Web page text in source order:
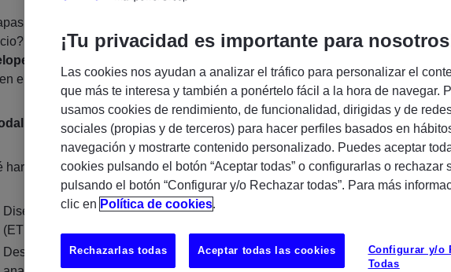
transformar datos en información de valor para el
Buscamos incorporar un/aData Engineer / BI
entornos modernos de Data & Analytics.
100% remoto
harás?
Diseñar y mantener procesos de transformación de datos
(ETL/ELT).
Desarrollar y optimizar modelos de datos para reporting y
Sevilla
¡Tu privacidad es importante para
Las cookies nos ayudan a analizar el tráfico para personalizar el
que más te interesa y también a ponértelo fácil a la hora de navegar.
usamos cookies de rendimiento, de funcionalidad, dirigidas y de
sociales (propias y de terceros) para hacer perfiles basados en
navegación y mostrarte contenido personalizado. Puedes aceptar
cookies pulsando el botón “Aceptar todas” o configurarlas o rechazar
pulsando el botón “Configurar y/o Rechazar todas”. Para más
clic en Política de cookies.
Configurar y/o
Todas
Rechazarlas todas Aceptar todas las cookies